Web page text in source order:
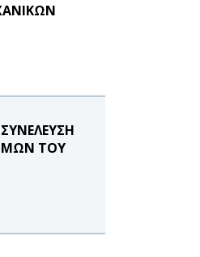
ΤΟΥ